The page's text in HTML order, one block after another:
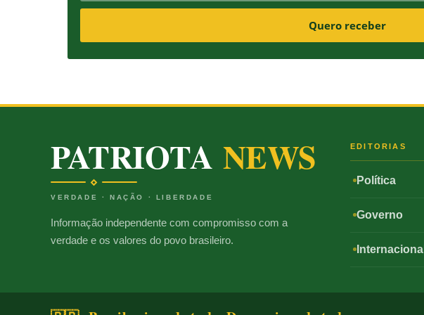
Quero receber
PATRIOTA NEWS
VERDADE · NAÇÃO · LIBERDADE
Informação independente com compromisso com a
verdade e os valores do povo brasileiro.
EDITORIAS
Política
Governo
Internacional